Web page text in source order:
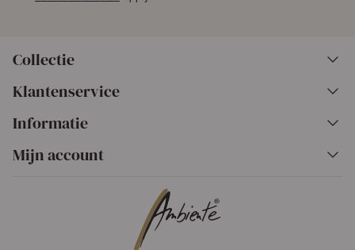
Collectie
Klantenservice
Informatie
Mijn account